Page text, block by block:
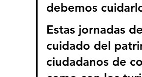
debemos
Estas jornadas
cuidado del
ciudadanos de